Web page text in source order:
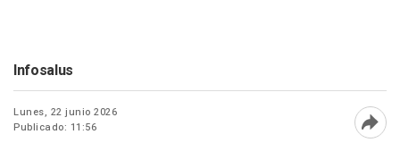
Infosalus
Lunes, 22 junio 2026
Publicado: 11:56